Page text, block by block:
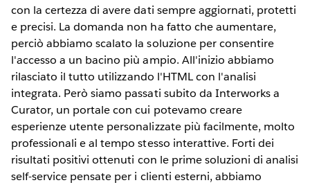
con la certezza di avere dati sempre aggiornati, protetti
e precisi. La domanda non ha fatto che aumentare,
perciò abbiamo scalato la soluzione per consentire
l'accesso a un bacino più ampio. All'inizio abbiamo
rilasciato il tutto utilizzando l'HTML con l'analisi
integrata. Però siamo passati subito da Interworks a
Curator, un portale con cui potevamo creare
esperienze utente personalizzate più facilmente, molto
professionali e al tempo stesso interattive. Forti dei
risultati positivi ottenuti con le prime soluzioni di analisi
self-service pensate per i clienti esterni, abbiamo